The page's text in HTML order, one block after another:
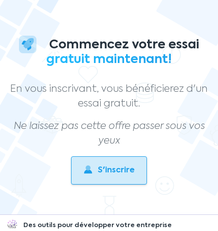
Commencez votre essai
gratuit maintenant!
En vous inscrivant, vous bénéficierez d'un
essai gratuit.
Ne laissez pas cette offre passer sous vos
yeux
S'inscrire
Des outils pour développer votre entreprise